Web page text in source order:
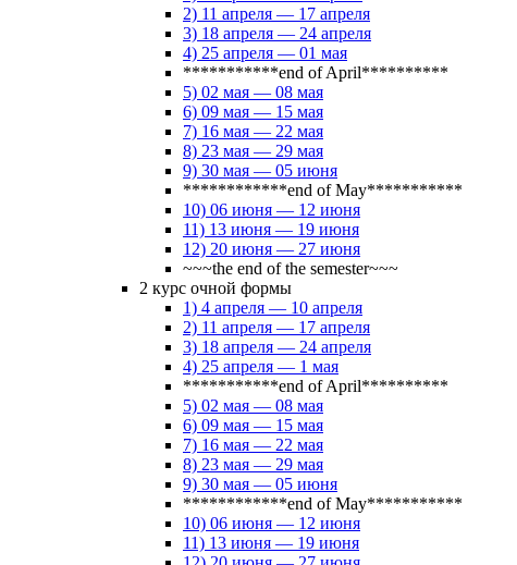
2) 11 апреля — 17 апреля
3) 18 апреля — 24 апреля
4) 25 апреля — 01 мая
***********end of April**********
5) 02 мая — 08 мая
6) 09 мая — 15 мая
7) 16 мая — 22 мая
8) 23 мая — 29 мая
9) 30 мая — 05 июня
************end of May***********
10) 06 июня — 12 июня
11) 13 июня — 19 июня
12) 20 июня — 27 июня
~~~the end of the semester~~~
2 курс очной формы
1) 4 апреля — 10 апреля
2) 11 апреля — 17 апреля
3) 18 апреля — 24 апреля
4) 25 апреля — 1 мая
***********end of April**********
5) 02 мая — 08 мая
6) 09 мая — 15 мая
7) 16 мая — 22 мая
8) 23 мая — 29 мая
9) 30 мая — 05 июня
************end of May***********
10) 06 июня — 12 июня
11) 13 июня — 19 июня